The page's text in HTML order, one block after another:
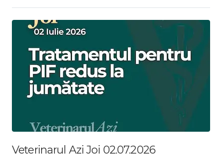
Veterinarul Azi Joi 02.07.2026